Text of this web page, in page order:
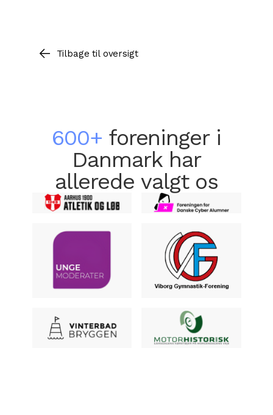
Tilbage til oversigt
600+ foreninger i
Danmark har
allerede valgt os